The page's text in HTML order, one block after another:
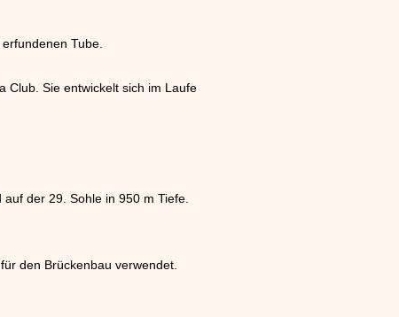
Tube.
Club. Sie entwickelt sich im Laufe
der 29. Sohle in 950 m Tiefe.
den Brückenbau verwendet.